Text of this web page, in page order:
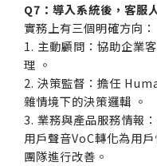
Q7：導入系統後，客服
實務上有三個明確方向：
1. 主動顧問：協助企業
理 。
2. 決策監督：擔任
雜情境下的決策邏輯 。
3. 業務與產品服務情報
用戶聲音VoC轉化為用
團隊進行改善。